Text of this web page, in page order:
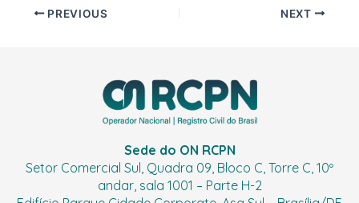
PREVIOUS NEXT
Sede do ON RCPN
Setor Comercial Sul, Quadra 09, Bloco C, Torre C, 10º
andar, sala 1001 – Parte H-2